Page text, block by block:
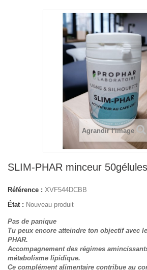
Agrandir l'image
SLIM-PHAR minceur 50gélules
Référence : XVF544DCBB
État : Nouveau produit
Pas de panique
Tu peux encore atteindre ton objectif avec
PHAR.
Accompagnement des régimes
métabolisme lipidique.
Ce complément alimentaire contribue au